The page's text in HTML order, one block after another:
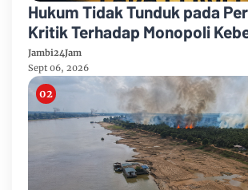
Hukum Tidak Tunduk pada
Kritik Terhadap Monopoli
Media dan Aktivis
Jambi24Jam
Sept 06, 2026